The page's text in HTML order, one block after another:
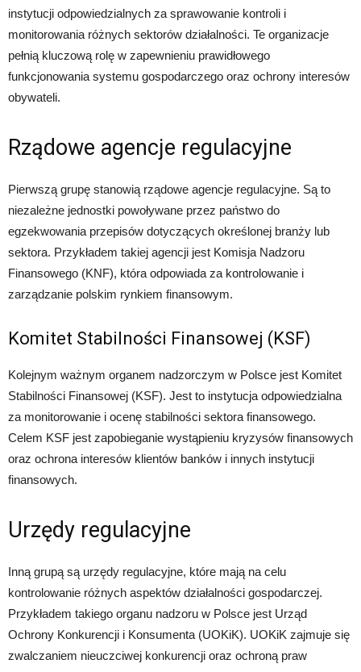
instytucji odpowiedzialnych za sprawowanie kontroli i
monitorowania różnych sektorów działalności. Te organizacje
pełnią kluczową rolę w zapewnieniu prawidłowego
funkcjonowania systemu gospodarczego oraz ochrony interesów
obywateli.
Rządowe agencje regulacyjne
Pierwszą grupę stanowią rządowe agencje regulacyjne. Są to
niezależne jednostki powoływane przez państwo do
egzekwowania przepisów dotyczących określonej branży lub
sektora. Przykładem takiej agencji jest Komisja Nadzoru
Finansowego (KNF), która odpowiada za kontrolowanie i
zarządzanie polskim rynkiem finansowym.
Komitet Stabilności Finansowej (KSF)
Kolejnym ważnym organem nadzorczym w Polsce jest Komitet
Stabilności Finansowej (KSF). Jest to instytucja odpowiedzialna
za monitorowanie i ocenę stabilności sektora finansowego.
Celem KSF jest zapobieganie wystąpieniu kryzysów finansowych
oraz ochrona interesów klientów banków i innych instytucji
finansowych.
Urzędy regulacyjne
Inną grupą są urzędy regulacyjne, które mają na celu
kontrolowanie różnych aspektów działalności gospodarczej.
Przykładem takiego organu nadzoru w Polsce jest Urząd
Ochrony Konkurencji i Konsumenta (UOKiK). UOKiK zajmuje się
zwalczaniem nieuczciwej konkurencji oraz ochroną praw